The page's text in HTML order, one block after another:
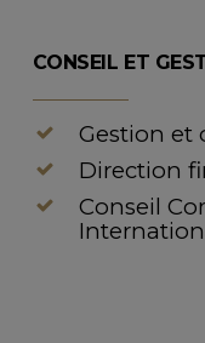
CONSEIL ET
Gestion et
Direction
Conseil